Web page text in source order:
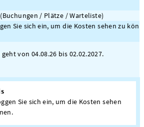
/ Plätze / Warteliste)
Sie sich ein, um die Kosten sehen zu kön
von 04.08.26 bis 02.02.2027.
Sie sich ein, um die Kosten sehen